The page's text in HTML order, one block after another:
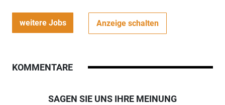
weitere Jobs Anzeige schalten
KOMMENTARE
SAGEN SIE UNS IHRE MEINUNG